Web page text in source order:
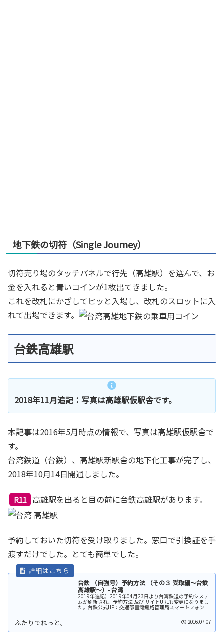
地下鉄の切符（Single Journey）
切符売り場のタッチパネルで行先（高雄駅）を選んで、お
金を入れると青いコインが1枚出てきました。
これを改札にかざしてピッと入場し、改札のスロットに入
れて出場できます。
台鉄高雄駅
2018年11月追記：写真は高雄駅仮駅舎です。
本記事は2016年5月時点の情報で、写真は高雄駅仮駅舎で
す。
台湾鉄道（台鉄）、高雄駅新駅舎の地下化工事が完了し、
2018年10月14日開通しました。
R11 高雄駅を出ると目の前に台鉄高雄駅があります。
予約しておいた切符を受け取りました。窓口で引換証を手
渡すだけでした。とても簡単でした。
台鉄 （自強号）予約方法 （その３ 受取編～台鉄
高雄駅～）- 台湾
2019年追記）2019年04月23日より台湾鉄道の予約システ
ムが刷新され、予約方法 及び サイトURLも変更になりまし
た。台鉄公式HP：交通部臺灣鐵路管理局スマートフォン向
2016.07.07